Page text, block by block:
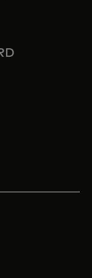
abre en una pestaña
pestaña nueva
en una pestaña
en una pestaña